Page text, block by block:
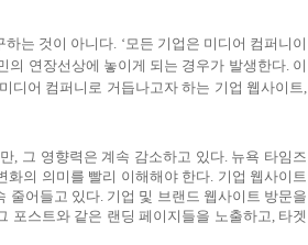
하는 것이 아니다. ‘모든 기업은 미디어 컴퍼니이
의 연장선상에 놓이게 되는 경우가 발생한다. 이
미디어 컴퍼니로 거듭나고자 하는 기업 웹사이트,
, 그 영향력은 계속 감소하고 있다. 뉴욕 타임즈
화의 의미를 빨리 이해해야 한다. 기업 웹사이트
줄어들고 있다. 기업 및 브랜드 웹사이트 방문을
포스트와 같은 랜딩 페이지들을 노출하고, 타겟